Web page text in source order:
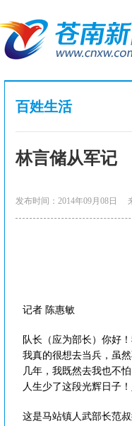
百姓生活
林言储从军记
发布时间：2014年09月08日
记者 陈惠敏
队长（应为部长）你好
我真的很想去当兵，虽
几年，我既然去我也不
人生少了这段光辉日子
这是马站镇人武部长范